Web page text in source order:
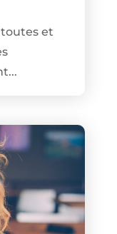
et